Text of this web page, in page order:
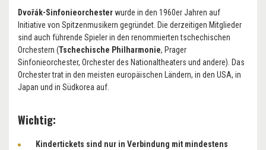
Dvořák-Sinfonieorchesterwurde in den 1960er Jahren auf
Initiative von Spitzenmusikern gegründet. Die derzeitigen Mitglieder
sind auch führende Spieler in den renommierten tschechischen
Orchestern (Tschechische Philharmonie, Prager
Sinfonieorchester, Orchester des Nationaltheaters und andere). Das
Orchester trat in den meisten europäischen Ländern, in den USA, in
Japan und in Südkorea auf.
Wichtig:
Kindertickets sind nur in Verbindung mit mindestens